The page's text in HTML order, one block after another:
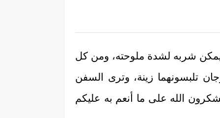
يمكن شربه لشدة ملوحته، ومن كل
تلبسونهما زينة، وترى السفن
الله على ما أنعم به عليكم